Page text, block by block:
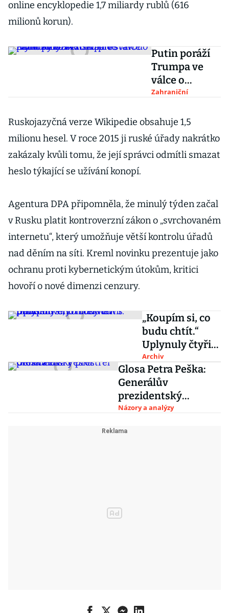
online encyklopedie 1,7 miliardy rublů (616
milionů korun).
Putin poráží
Trumpa ve
válce o
plynovody.
námitky USA
schválilo
stavbu Nord
Stream 2
Zahraniční
Ruskojazyčná verze Wikipedie obsahuje 1,5
milionu hesel. V roce 2015 ji ruské úřady nakrátko
zakázaly kvůli tomu, že její správci odmítli smazat
heslo týkající se užívání konopí.
Agentura DPA připomněla, že minulý týden začal
v Rusku platit kontroverzní zákon o „svrchovaném
internetu“, který umožňuje větší kontrolu úřadů
nad děním na síti. Kreml novinku prezentuje jako
ochranu proti kybernetickým útokům, kritici
hovoří o nové dimenzi cenzury.
„Koupím si, co
budu chtít.“
Uplynuly čtyři
roky od
průlomového
interview s
Babišem
Archiv
Glosa Petra Peška:
Generálův
prezidentský
přestřel
Názory a analýzy